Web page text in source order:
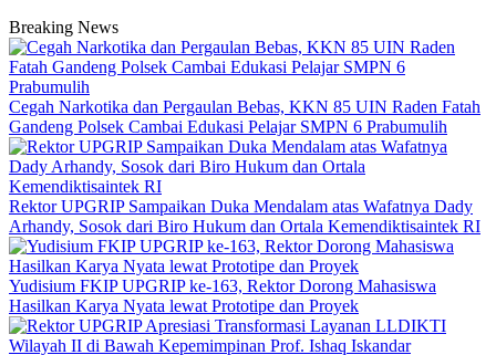
Breaking News
Cegah Narkotika dan Pergaulan Bebas, KKN 85 UIN Raden Fatah
Gandeng Polsek Cambai Edukasi Pelajar SMPN 6 Prabumulih
Rektor UPGRIP Sampaikan Duka Mendalam atas Wafatnya Dady
Arhandy, Sosok dari Biro Hukum dan Ortala Kemendiktisaintek RI
Yudisium FKIP UPGRIP ke-163, Rektor Dorong Mahasiswa
Hasilkan Karya Nyata lewat Prototipe dan Proyek